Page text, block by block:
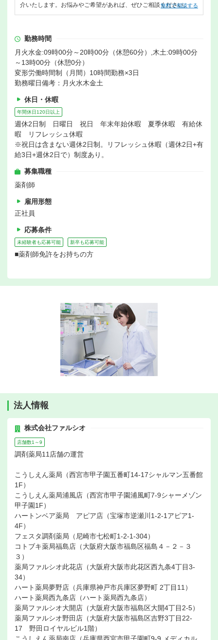
介いたします。お悩みやご希望があれば、ぜひご相談ください。
無料で相談する
勤務時間
月火水金:09時00分～20時00分（休憩60分）,木土:09時00分
～13時00分（休憩0分）
変形労働時間制（月間）10時間勤務×3日
勤務曜日備考：月火水木金土
休日・休暇
年間休日120日以上
週休2日制 日曜日 祝日 年末年始休暇 夏季休暇 有給休
暇 リフレッシュ休暇
※祝日は含まない週休2日制。リフレッシュ休暇（週休2日+有
給3日+週休2日で）制度あり。
募集職種
薬剤師
雇用形態
正社員
応募条件
未経験者も応募可能 新卒も応募可能
■薬剤師免許をお持ちの方
法人情報
株式会社ファルシオ
店舗数1～9
調剤薬局11店舗の運営
こうしえん薬局（西宮市甲子園五番町14-17シャルマン五番館
1F）
こうしえん薬局浦風店（西宮市甲子園浦風町7-9シャーメゾン
甲子園1F）
ハートンベア薬局 アピア店（宝塚市逆瀬川1-2-1アピア1-
4F）
フェスタ調剤薬局（尼崎市七松町1-2-1-304）
コトブキ薬局福島店（大阪府大阪市福島区福島４－２－３
３）
薬局ファルシオ此花店（大阪府大阪市此花区西九条4丁目3-
34）
ハート薬局夢野店（兵庫県神戸市兵庫区夢野町 2丁目11）
ハート薬局西九条店（ハート薬局西九条店）
薬局ファルシオ大開店（大阪府大阪市福島区大開4丁目2-5）
薬局ファルシオ野田店（大阪府大阪市福島区吉野3丁目22-
17 野田ロイヤルビル1階）